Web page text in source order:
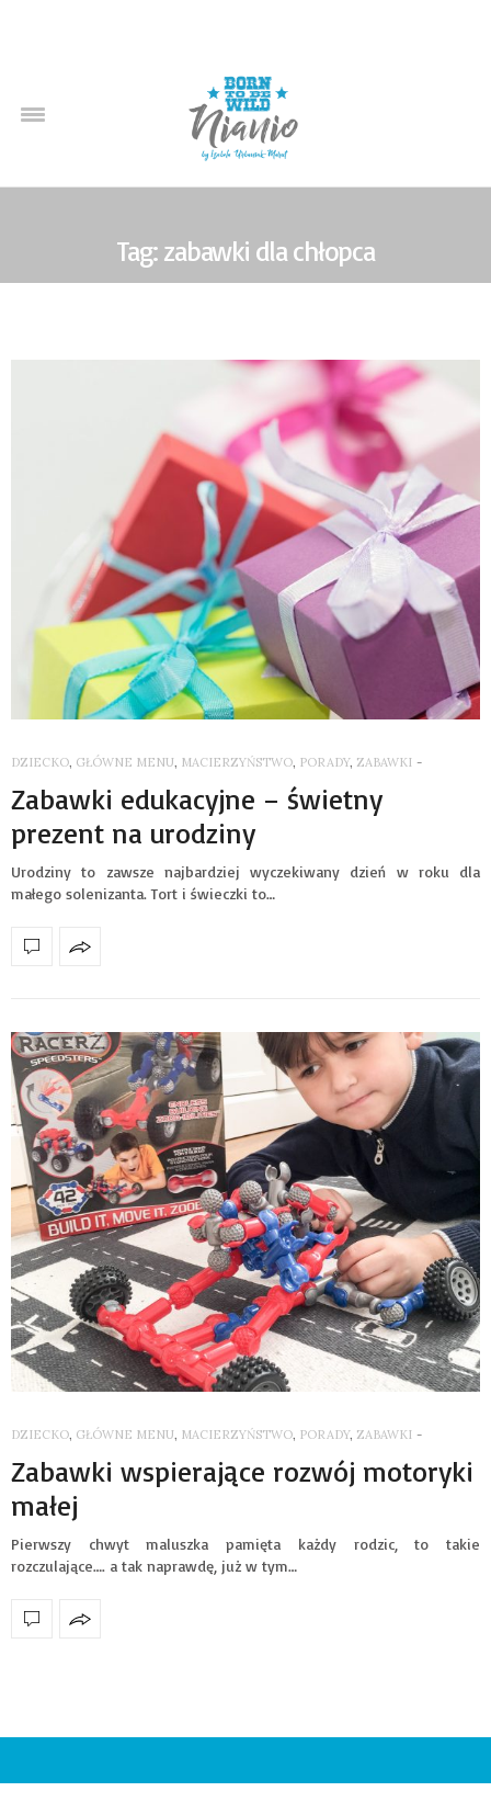
Tag: zabawki dla chłopca
DZIECKO, GŁÓWNE MENU, MACIERZYŃSTWO, PORADY, ZABAWKI -
Zabawki edukacyjne – świetny
prezent na urodziny
Urodziny to zawsze najbardziej wyczekiwany dzień w roku dla
małego solenizanta. Tort i świeczki to…
DZIECKO, GŁÓWNE MENU, MACIERZYŃSTWO, PORADY, ZABAWKI -
Zabawki wspierające rozwój motoryki
małej
Pierwszy chwyt maluszka pamięta każdy rodzic, to takie
rozczulające…. a tak naprawdę, już w tym…